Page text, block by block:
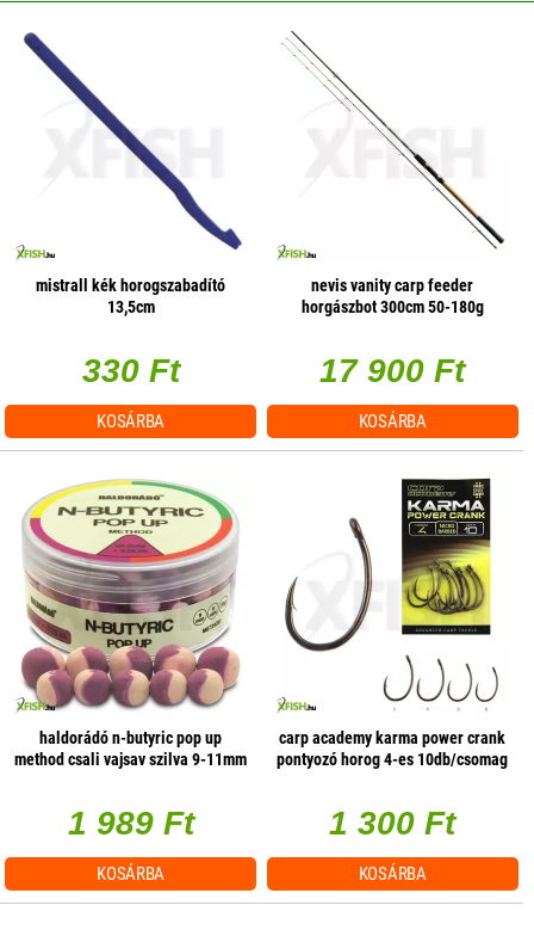
mistrall kék horogszabadító
13,5cm
330 Ft
KOSÁRBA
nevis vanity carp feeder
horgászbot 300cm 50-180g
17 900 Ft
KOSÁRBA
haldorádó n-butyric pop up
method csali vajsav szilva 9-11mm
1 989 Ft
KOSÁRBA
carp academy karma power crank
pontyozó horog 4-es 10db/csomag
1 300 Ft
KOSÁRBA